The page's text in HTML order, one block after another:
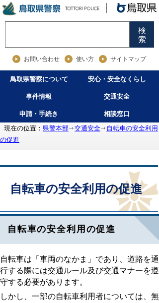
検
索
お問い合わせ 使い方 サイトマップ
鳥取県警察について 安心・安全なくらし
事件情報 交通安全
申請・手続き
相談窓口
現在の位置： 県警本部 交通安全
自転車の安全利用
の促進
自転車の安全利用の促進
自転車の安全利用の促進
自転車は「車両のなかま」であり、道路を通
行する際には交通ルール及び交通マナーを遵
守する必要があります。
しかし、一部の自転車利用者については、無